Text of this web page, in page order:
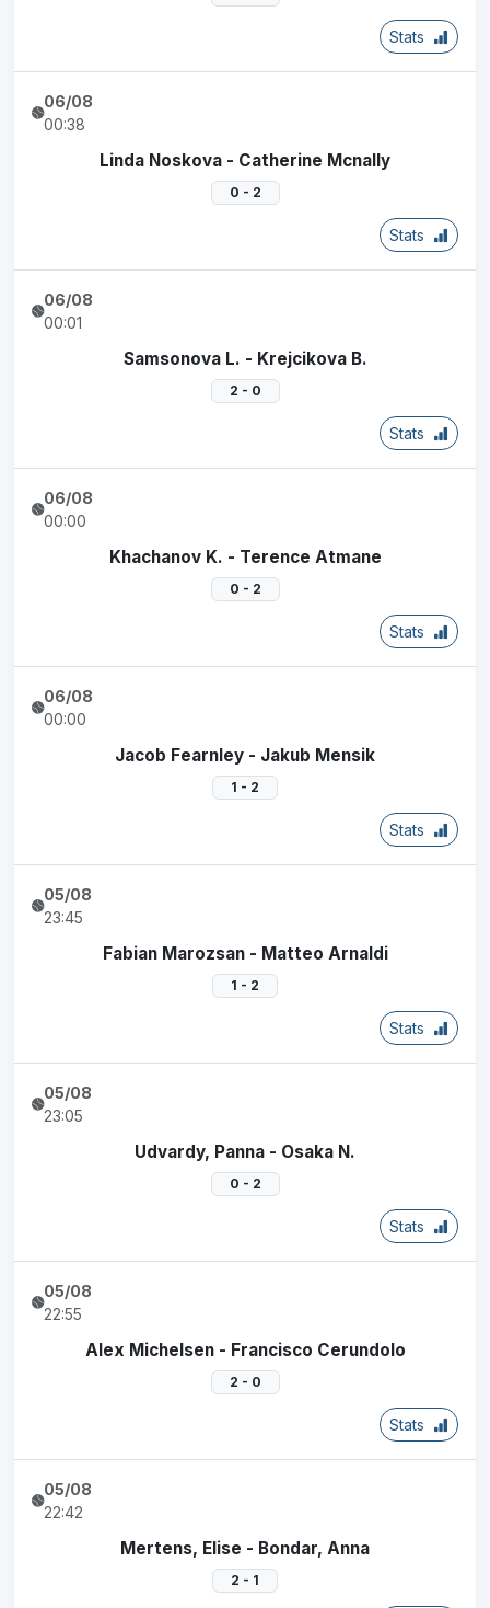
Stats
06/08
00:38
Linda Noskova - Catherine Mcnally
0 - 2
Stats
06/08
00:01
Samsonova L. - Krejcikova B.
2 - 0
Stats
06/08
00:00
Khachanov K. - Terence Atmane
0 - 2
Stats
06/08
00:00
Jacob Fearnley - Jakub Mensik
1 - 2
Stats
05/08
23:45
Fabian Marozsan - Matteo Arnaldi
1 - 2
Stats
05/08
23:05
Udvardy, Panna - Osaka N.
0 - 2
Stats
05/08
22:55
Alex Michelsen - Francisco Cerundolo
2 - 0
Stats
05/08
22:42
Mertens, Elise - Bondar, Anna
2 - 1